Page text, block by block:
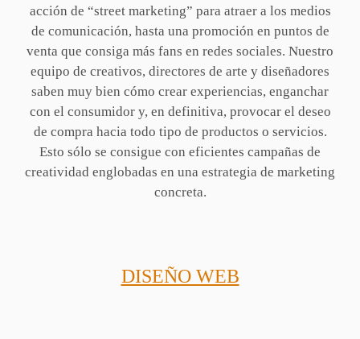
acción de “street marketing” para atraer a los medios
de comunicación, hasta una promoción en puntos de
venta que consiga más fans en redes sociales. Nuestro
equipo de creativos, directores de arte y diseñadores
saben muy bien cómo crear experiencias, enganchar
con el consumidor y, en definitiva, provocar el deseo
de compra hacia todo tipo de productos o servicios.
Esto sólo se consigue con eficientes campañas de
creatividad englobadas en una estrategia de marketing
concreta.
DISEÑO WEB